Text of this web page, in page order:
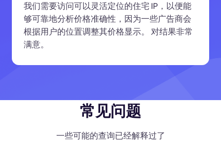
我们需要访问可以灵活定位的住宅 IP，以便能
够可靠地分析价格准确性，因为一些广告商会
根据用户的位置调整其价格显示。 对结果非常
满意。
常见问题
一些可能的查询已经解释过了